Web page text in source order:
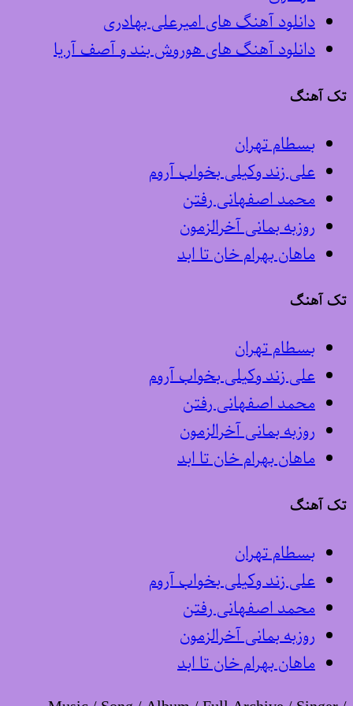
دانلود آهنگ های امیرعلی بهادری
دانلود آهنگ های هوروش بند و آصف آریا
تک آهنگ
بسطام تهران
علی زند وکیلی بخواب آروم
محمد اصفهانی رفتن
روزبه بمانی آخرالزمون
ماهان بهرام خان تا ابد
تک آهنگ
بسطام تهران
علی زند وکیلی بخواب آروم
محمد اصفهانی رفتن
روزبه بمانی آخرالزمون
ماهان بهرام خان تا ابد
تک آهنگ
بسطام تهران
علی زند وکیلی بخواب آروم
محمد اصفهانی رفتن
روزبه بمانی آخرالزمون
ماهان بهرام خان تا ابد